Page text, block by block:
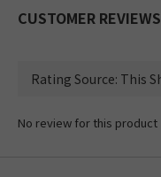
CUSTOMER REVIEWS
No review for this product